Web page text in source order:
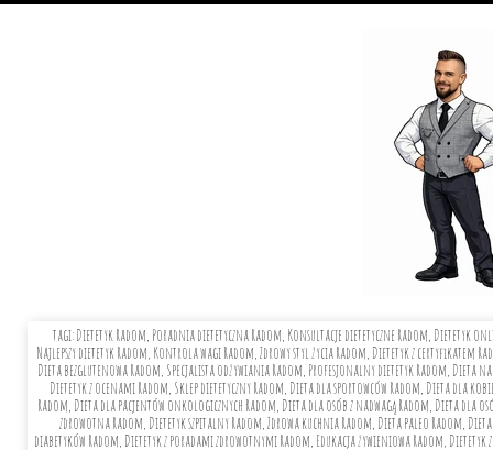
tagi:Dietetyk Radom, Poradnia dietetyczna Radom, Konsultacje dietetyczne Radom, Dietetyk
Najlepszy dietetyk Radom, Kontrola wagi Radom, Zdrowy styl życia Radom, Dietetyk z
Dieta bezglutenowa Radom, Specjalista odżywiania Radom, Profesjonalny dietetyk Radom, Dieta
Dietetyk z ocenami Radom, Sklep dietetyczny Radom, Dieta dla sportowców Radom, Dieta dla
Radom, Dieta dla pacjentów onkologicznych Radom, Dieta dla osób z nadwagą Radom, Dieta dla
zdrowotna Radom, Dietetyk szpitalny Radom, Zdrowa kuchnia Radom, Dieta paleo Radom,
diabetyków Radom, Dietetyk z poradami zdrowotnymi Radom, Edukacja żywieniowa Radom,